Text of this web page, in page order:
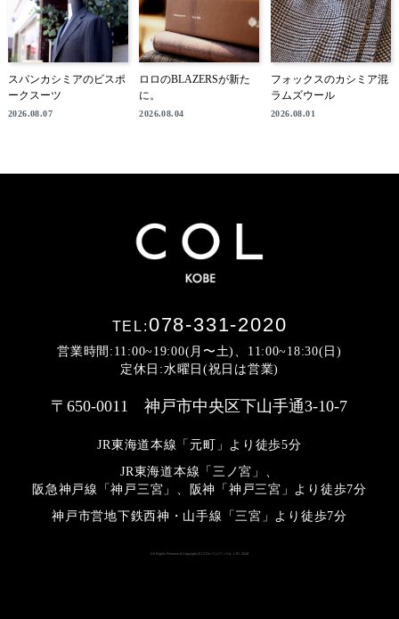
スパンカシミアのビスポ
ークスーツ
2026.08.07
ロロのBLAZERSが新た
に。
2026.08.04
フォックスのカシミア混
ラムズウール
2026.08.01
TEL:078-331-2020
営業時間:11:00~19:00(月〜土)、11:00~18:30(日)
定休日:水曜日(祝日は営業)
〒650-0011 神戸市中央区下山手通3-10-7
JR東海道本線「元町」より徒歩5分
JR東海道本線「三ノ宮」、
阪急神戸線「神戸三宮」、阪神「神戸三宮」より 徒歩7分
神戸市営地下鉄西神・山手線「三宮」より徒歩7分
All Rights Reserved Copyright (C) COL<コルウ> Co., LTD. 2019